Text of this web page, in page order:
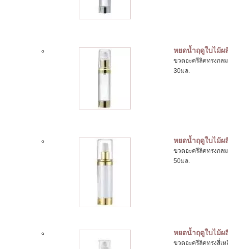
หยดน้ำฤดูใบไม้ผ
ขวดอะครีลิคทรงก
30มล.
หยดน้ำฤดูใบไม้ผ
ขวดอะครีลิคทรงก
50มล.
หยดน้ำฤดูใบไม้ผ
ขวดอะครีลิคทรงสี่